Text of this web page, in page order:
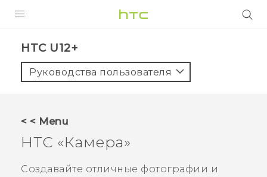
5G
HTC U12+‎
Руководства пользователя
< < Menu
HTC «Камера»
Создавайте отличные фотографии и